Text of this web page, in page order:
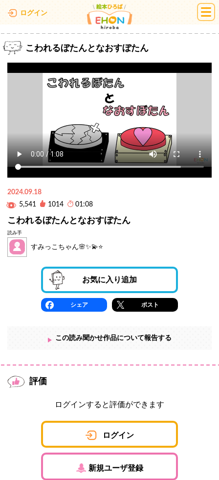
ログイン 絵本ひろば
こわれるぼたんとなおすぼたん
2024.09.18
5,541
1014 01:08
こわれるぼたんとなおすぼたん
読み手
すみっこちゃん🌸✨💫⭐️
お気に入り追加
シェア ポスト
この読み聞かせ作品について報告する
評価
ログインすると評価ができます
ログイン
新規ユーザ登録